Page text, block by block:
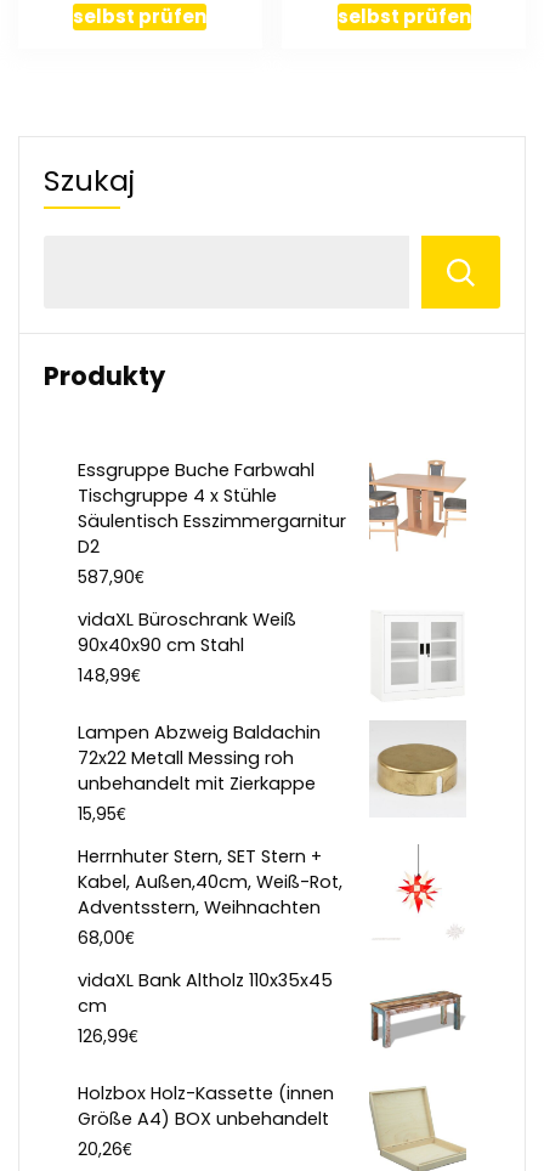
selbst prüfen selbst prüfen
Szukaj
Produkty
Essgruppe Buche Farbwahl
Tischgruppe 4 x Stühle
Säulentisch Esszimmergarnitur
D2
587,90€
vidaXL Büroschrank Weiß
90x40x90 cm Stahl
148,99€
Lampen Abzweig Baldachin
72x22 Metall Messing roh
unbehandelt mit Zierkappe
15,95€
Herrnhuter Stern, SET Stern +
Kabel, Außen,40cm, Weiß-Rot,
Adventsstern, Weihnachten
68,00€
vidaXL Bank Altholz 110x35x45
cm
126,99€
Holzbox Holz-Kassette (innen
Größe A4) BOX unbehandelt
20,26€